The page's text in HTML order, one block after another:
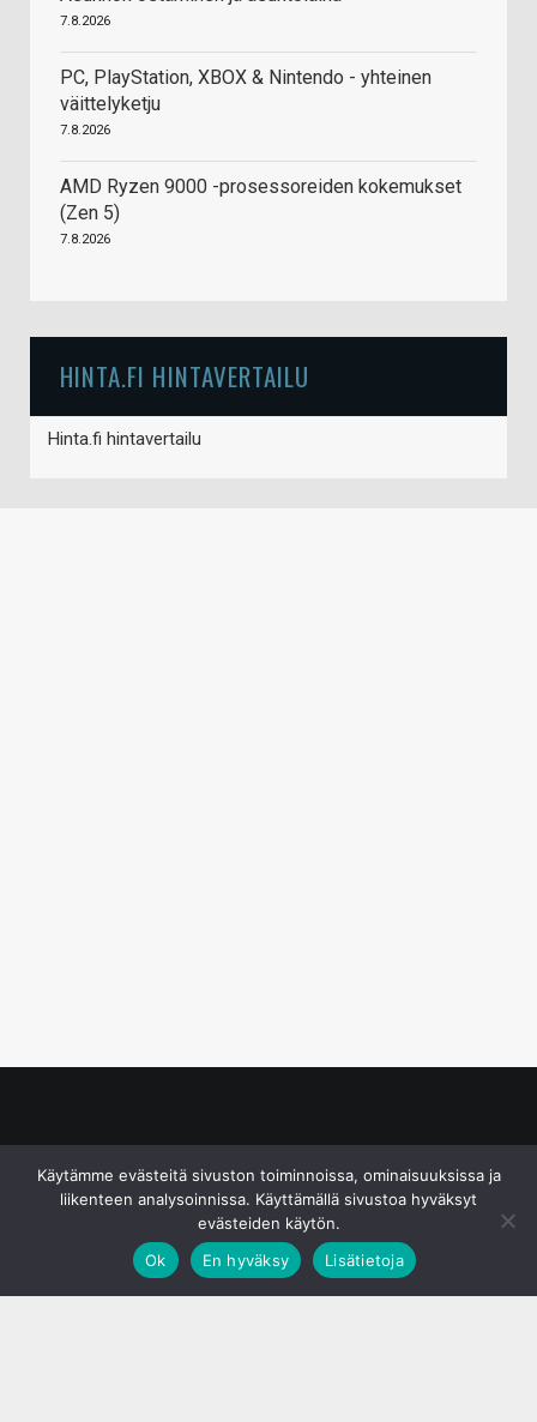
7.8.2026
PC, PlayStation, XBOX & Nintendo - yhteinen
väittelyketju
7.8.2026
AMD Ryzen 9000 -prosessoreiden kokemukset
(Zen 5)
7.8.2026
HINTA.FI HINTAVERTAILU
Hinta.fi hintavertailu
Käytämme evästeitä sivuston toiminnoissa, ominaisuuksissa ja
liikenteen analysoinnissa. Käyttämällä sivustoa hyväksyt
evästeiden käytön.
Ok
En hyväksy Lisätietoja